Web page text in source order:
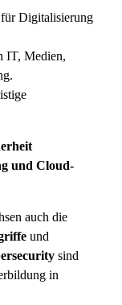
Digitalisierung
IT, Medien,
und Cloud-
auch die
und
sind
in